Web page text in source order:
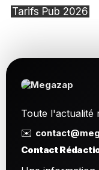
Tarifs Pub 2026
Toute l'actualité
✉️
Contact